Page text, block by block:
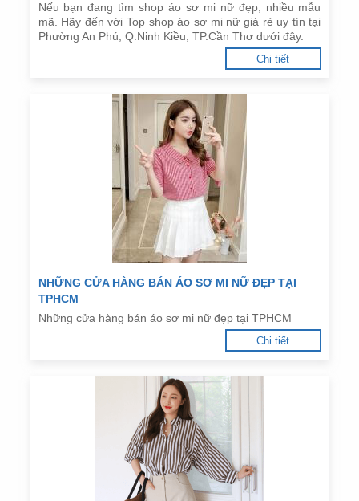
Nếu bạn đang tìm shop áo sơ mi nữ đẹp, nhiều mẫu
mã. Hãy đến với Top shop áo sơ mi nữ giá rẻ uy tín tại
Phường An Phú, Q.Ninh Kiều, TP.Cần Thơ dưới đây.
Chi tiết
NHỮNG CỬA HÀNG BÁN ÁO SƠ MI NỮ ĐẸP TẠI
TPHCM
Những cửa hàng bán áo sơ mi nữ đẹp tại TPHCM
Chi tiết